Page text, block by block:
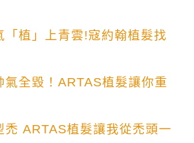
「植」上青雲!寇約翰植髮找
氣全毀！ARTAS植髮讓你重
禿 ARTAS植髮讓我從禿頭一